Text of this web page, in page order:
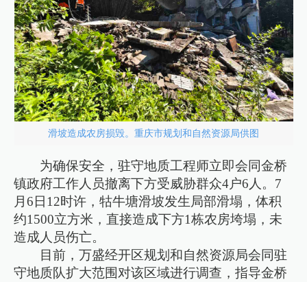
滑坡造成农房损毁。重庆市规划和自然资源局供图
为确保安全，驻守地质工程师立即会同金桥
镇政府工作人员撤离下方受威胁群众4户6人。7
月6日12时许，牯牛塘滑坡发生局部滑塌，体积
约1500立方米，直接造成下方1栋农房垮塌，未
造成人员伤亡。
目前，万盛经开区规划和自然资源局会同驻
守地质队扩大范围对该区域进行调查，指导金桥